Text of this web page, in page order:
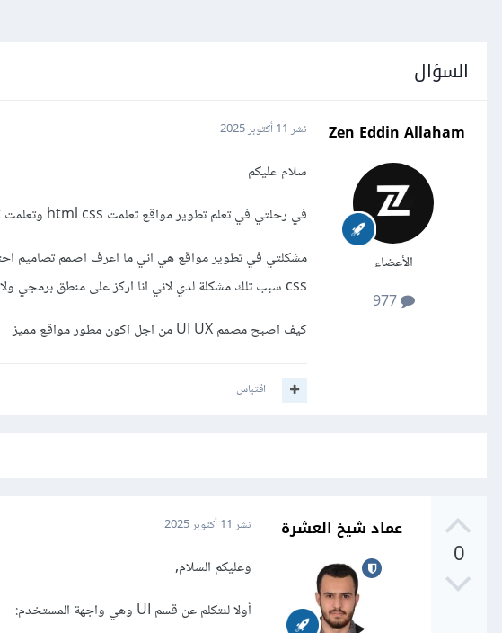
السؤال
Zen Eddin Allaham
الأعضاء
977
نشر 11 أكتوبر 2025
سلام عليكم
في رحلتي في تعلم تطوير مواقع تعلمت html css وتعلمت JavaScript بشكل عميق
css سبب تلك مشكلة لدي لاني انا اركز على منطق برمجي ولا اركز كثيرا ب تصاميم ف غاليا انا اعتمد على AI بتوليد كود تصميم
كيف اصبح مصمم UI UX من اجل اكون مطور مواقع مميز
اقتباس
0
عماد شيخ العشرة نشر 11 أكتوبر 2025
وعليكم السلام,
أولا لنتكلم عن قسم UI وهي واجهة المستخدم: